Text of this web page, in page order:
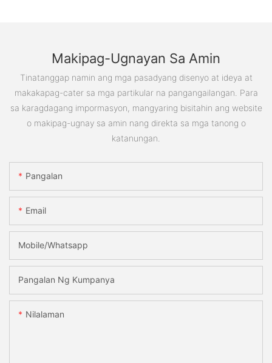
Makipag-Ugnayan Sa Amin
Tinatanggap namin ang mga pasadyang disenyo at ideya at
makakapag-cater sa mga partikular na pangangailangan. Para
sa karagdagang impormasyon, mangyaring bisitahin ang website
o makipag-ugnay sa amin nang direkta sa mga tanong o
katanungan.
Pangalan
Email
Mobile/Whatsapp
Pangalan Ng Kumpanya
Nilalaman